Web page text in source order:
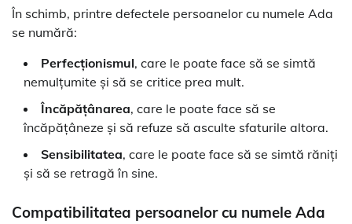
În schimb, printre defectele persoanelor cu numele Ada
se numără:
Perfecționismul, care le poate face să se simtă
nemulțumite și să se critice prea mult.
Încăpățânarea, care le poate face să se
încăpățâneze și să refuze să asculte sfaturile altora.
Sensibilitatea, care le poate face să se simtă răniți
și să se retragă în sine.
Compatibilitatea persoanelor cu numele Ada